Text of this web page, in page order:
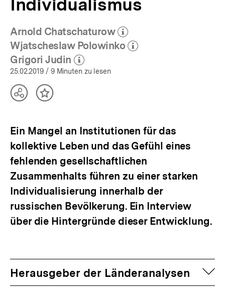
Individualismus
Arnold Chatschaturow
(Mehr zum Autor)
öffnen
Wjatscheslaw Polowinko
(Mehr zum Autor)
Grigori Judin
(Mehr zum Autor)
öffnen
25.02.2019 / 9 Minuten zu lesen
TeilenInhalt
Ein Mangel an Institutionen für das
kollektive Leben und das Gefühl eines
fehlenden gesellschaftlichen
Zusammenhalts führen zu einer starken
Individualisierung innerhalb der
russischen Bevölkerung. Ein Interview
über die Hintergründe dieser Entwicklung.
Herausgeber der Länderanalysen